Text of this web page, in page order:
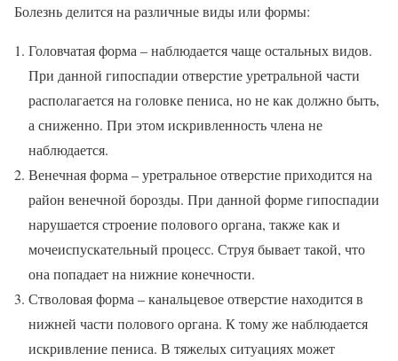
Болезнь делится на различные виды или формы:
Головчатая форма – наблюдается чаще остальных видов.
При данной гипоспадии отверстие уретральной части
располагается на головке пениса, но не как должно быть,
а сниженно. При этом искривленность члена не
наблюдается.
Венечная форма – уретральное отверстие приходится на
район венечной борозды. При данной форме гипоспадии
нарушается строение полового органа, также как и
мочеиспускательный процесс. Струя бывает такой, что
она попадает на нижние конечности.
Стволовая форма – канальцевое отверстие находится в
нижней части полового органа. К тому же наблюдается
искривление пениса. В тяжелых ситуациях может